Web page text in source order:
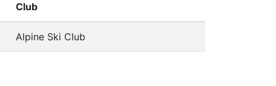
Club
Alpine Ski Club